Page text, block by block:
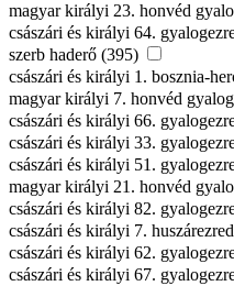
magyar királyi 23. honvéd
császári és királyi 64.
szerb haderő (395)
császári és királyi 1. bosznia-
magyar királyi 7. honvéd
császári és királyi 66.
császári és királyi 33.
császári és királyi 51.
magyar királyi 21. honvéd
császári és királyi 82.
császári és királyi 7.
császári és királyi 62.
császári és királyi 67.